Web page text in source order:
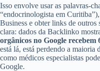
Isso envolve usar as palavras-
“endocrinologista em
Business e obter links de outros
clara: dados da Backlinko
orgânicos no Google recebem
está lá, está perdendo a maioria
como médicos especialistas
Google.